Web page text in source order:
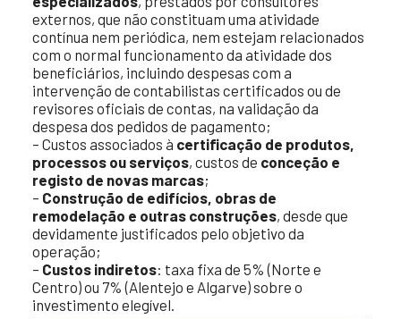
externos, que não constituam uma atividade
contínua nem periódica, nem estejam relacionados
com o normal funcionamento da atividade dos
beneficiários, incluindo despesas com a
intervenção de contabilistas certificados ou de
revisores oficiais de contas, na validação da
despesa dos pedidos de pagamento;
– Custos associados à certificação de produtos,
processos ou serviços, custos de conceção e
registo de novas marcas;
– Construção de edifícios, obras de
remodelação e outras construções, desde que
devidamente justificados pelo objetivo da
operação;
– Custos indiretos: taxa fixa de 5% (Norte e
Centro) ou 7% (Alentejo e Algarve) sobre o
investimento elegível.